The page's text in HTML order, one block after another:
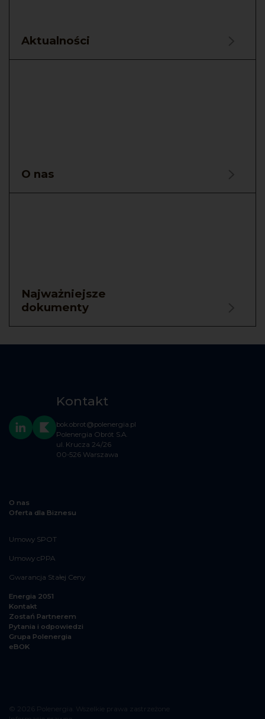
Aktualności
O nas
Najważniejsze
dokumenty
Kontakt
bok.obrot@polenergia.pl
Polenergia Obrót S.A.
ul. Krucza 24/26
00-526 Warszawa
O nas
Oferta dla Biznesu
Umowy SPOT
Umowy cPPA
Gwarancja Stałej Ceny
Energia 2051
Kontakt
Zostań Partnerem
Pytania i odpowiedzi
Grupa Polenergia
eBOK
© 2026 Polenergia. Wszelkie prawa zastrzeżone